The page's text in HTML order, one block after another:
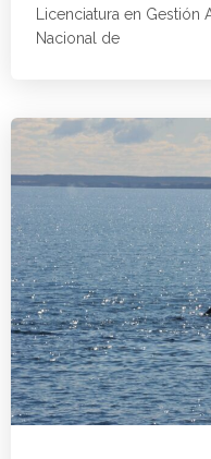
Licenciatura en
Nacional de